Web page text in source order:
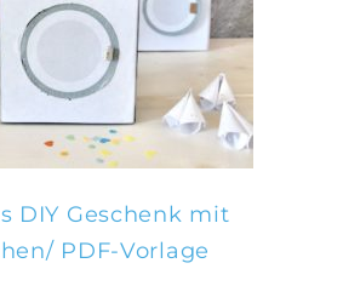
DEN WARENKORB
DIY Geschenk mit
PDF-Vorlage